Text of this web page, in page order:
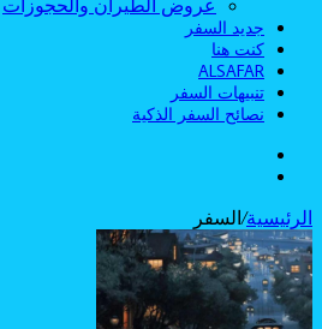
عروض الطيران والحجوزات
جديد السفر
كنت هنا
ALSAFAR
تنبيهات السفر
نصائح السفر الذكية
الرئيسية/ السفر